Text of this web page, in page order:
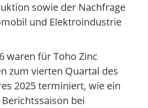
sowie der Nachfrage
und Elektroindustrie
waren für Toho Zinc
zum vierten Quartal des
2025 terminiert, wie ein
bei